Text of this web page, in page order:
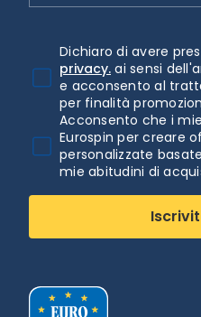
Dichiaro di avere
privacy. ai sensi
e acconsento al
per finalità
Acconsento che i
Eurospin per creare
personalizzate
mie abitudini di